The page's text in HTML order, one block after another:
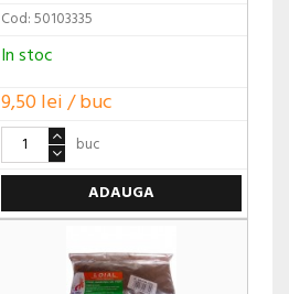
Cod: 50103335
In stoc
9,50 lei / buc
buc
ADAUGA